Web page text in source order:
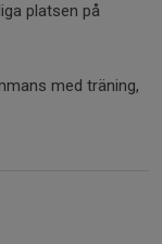
platsen på
med träning,